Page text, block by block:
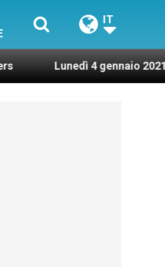
IT
4 gennaio 2021: Possesso